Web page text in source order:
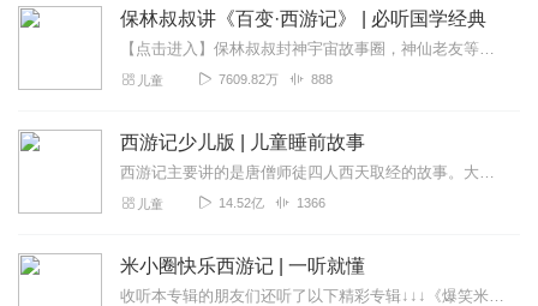
保林叔叔讲《百变·西游记》 | 必听国学经典
【点击进入】保林叔叔封神宇宙故事圈，神仙老友等你来玩！故事小助手：柚子姐姐：baolinss榴莲哥哥：baolinss168保林叔叔神话故事系列第一部：《封神...
儿童 7609.82万 888
西游记少儿版 | 儿童睡前故事
西游记主要讲的是唐僧师徒四人西天取经的故事。大徒弟孙悟空，是个机智勇敢的人物，他不辞辛苦，跟着师傅保护师傅。二徒弟猪八戒，憨厚老实。三徒弟沙僧，忠心耿耿。唐僧是...
儿童 14.52亿 1366
米小圈快乐西游记 | 一听就懂
收听本专辑的朋友们还听了以下精彩专辑↓↓↓《爆笑米小圈》→点此立即开怀大笑《米小圈快乐西游记》→点此畅听《米小圈封神演义》→点此畅听《米小圈三国演义》...